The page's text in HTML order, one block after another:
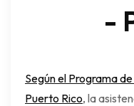
-
Según el Programa
Puerto Rico, la